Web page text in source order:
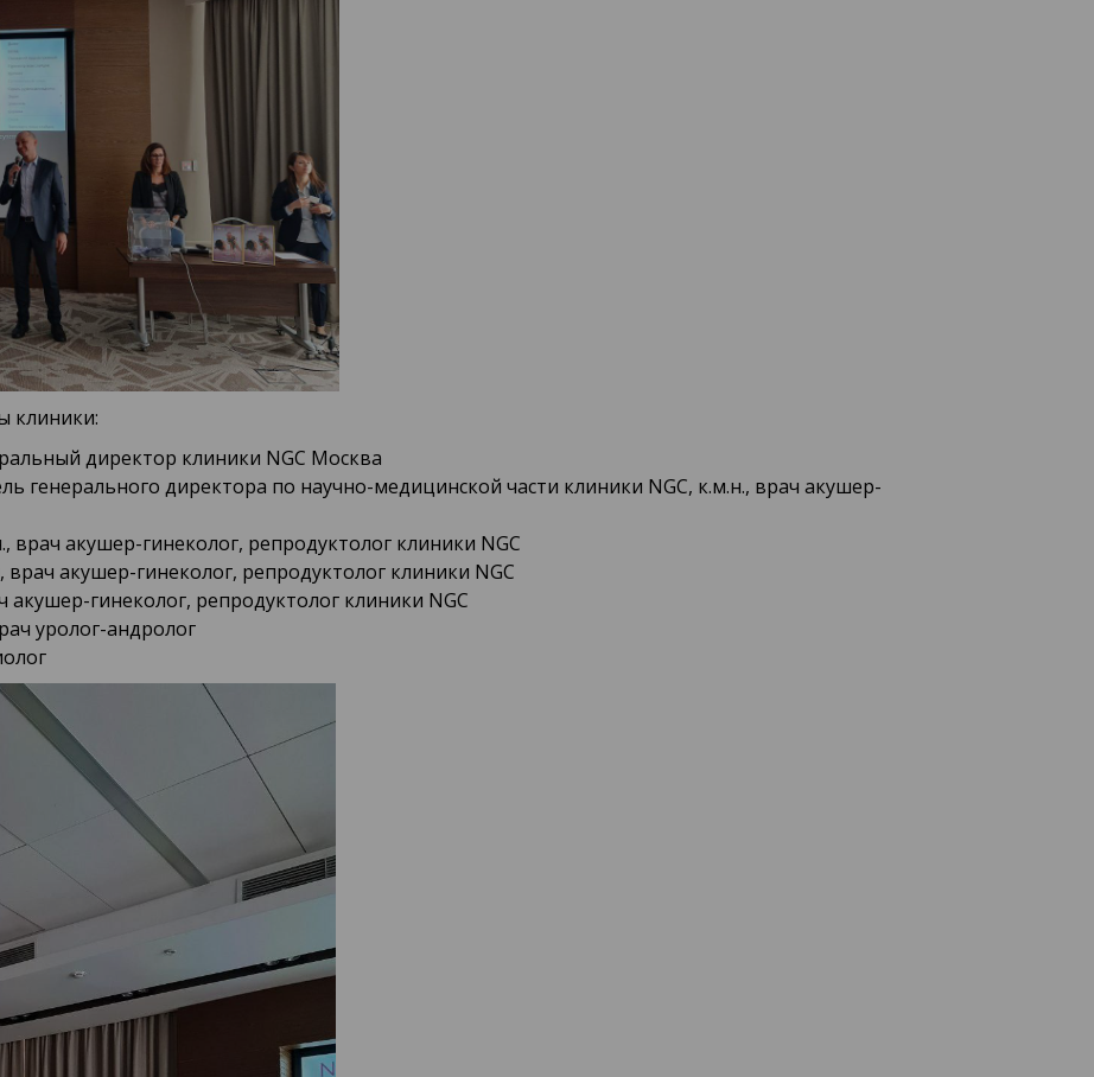
клиники:
директор клиники NGC Москва
генерального директора по научно-медицинской части клиники NGC, к.м.н., врач акушер-
акушер-гинеколог, репродуктолог клиники NGC
акушер-гинеколог, репродуктолог клиники NGC
гинеколог, репродуктолог клиники NGC
уролог-андролог